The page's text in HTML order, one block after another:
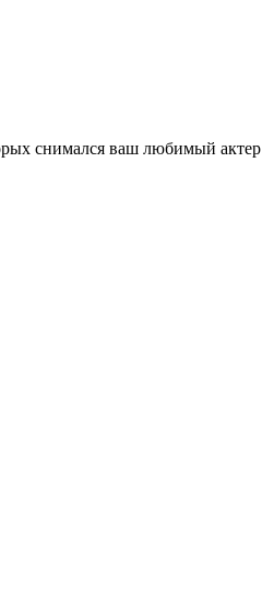
снимался ваш любимый